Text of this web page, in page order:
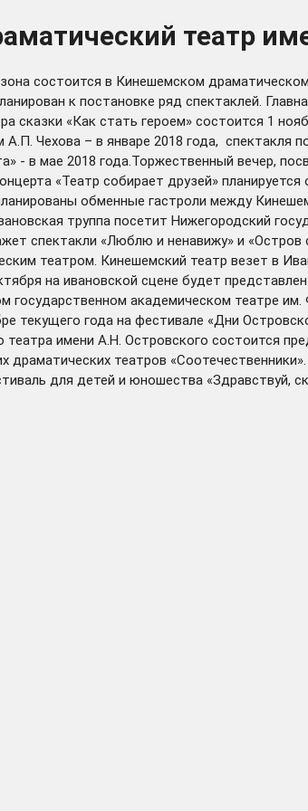
театр
состоится в Кинешемском
к постановке ряд спектаклей.
сказки «Как стать героем» состоится 1
А.П. Чехова – в январе 2018 года,
- в мае 2018 года.Торжественный вечер,
«Театр собирает друзей»
обменные гастроли между
труппа посетит Нижегородский
спектакли «Люблю и ненавижу» и
театром. Кинешемский театр везет в
на ивановской сцене будет
государственном академическом театре
текущего года на фестивале «Дни
театра имени А.Н. Островского состоится
драматических театров
для детей и юношества «Здравствуй,